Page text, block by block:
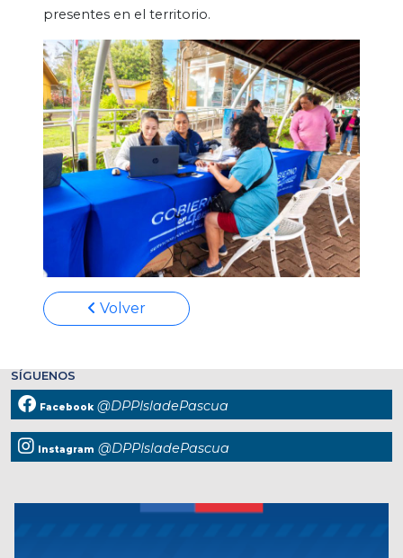
presentes en el territorio.
Volver
SÍGUENOS
Facebook @DPPIsladePascua
Instagram @DPPIsladePascua